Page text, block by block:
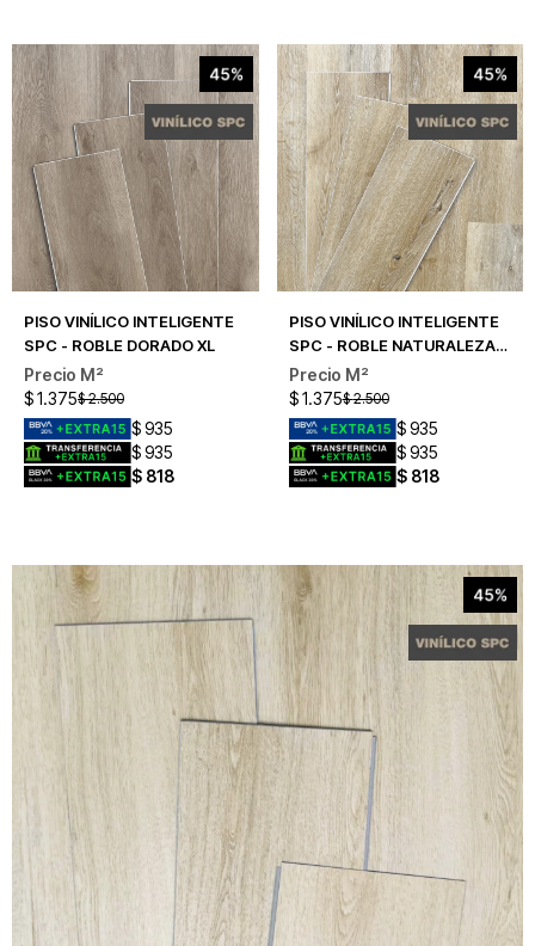
PISO VINÍLICO INTELIGENTE
SPC - ROBLE DORADO XL
$1.375$ 2.500
$935
$935
$ 818
PISO VINÍLICO INTELIGENTE
SPC - ROBLE NATURALEZA
XL
$ 1.375$ 2.500
$ 935
$ 935
$ 818